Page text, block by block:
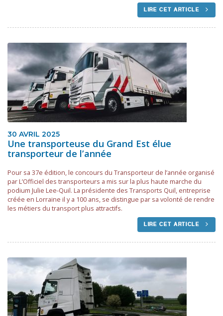
LIRE CET ARTICLE
30 AVRIL 2025
Une transporteuse du Grand Est élue
transporteur de l’année
Pour sa 37e édition, le concours du Transporteur de l’année organisé
par L’Officiel des transporteurs a mis sur la plus haute marche du
podium Julie Lee-Quil. La présidente des Transports Quil, entreprise
créée en Lorraine il y a 100 ans, se distingue par sa volonté de rendre
les métiers du transport plus attractifs.
LIRE CET ARTICLE